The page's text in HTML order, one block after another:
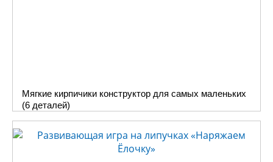
Мягкие кирпичики конструктор для самых маленьких
(6 деталей)